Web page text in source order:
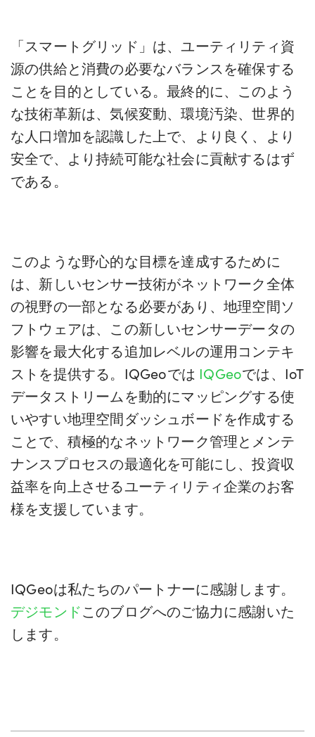
「スマートグリッド」は、ユーティリティ資
源の供給と消費の必要なバランスを確保する
ことを目的としている。最終的に、このよう
な技術革新は、気候変動、環境汚染、世界的
な人口増加を認識した上で、より良く、より
安全で、より持続可能な社会に貢献するはず
である。
このような野心的な目標を達成するために
は、新しいセンサー技術がネットワーク全体
の視野の一部となる必要があり、地理空間ソ
フトウェアは、この新しいセンサーデータの
影響を最大化する追加レベルの運用コンテキ
ストを提供する。IQGeoでは IQGeoでは、IoT
データストリームを動的にマッピングする使
いやすい地理空間ダッシュボードを作成する
ことで、積極的なネットワーク管理とメンテ
ナンスプロセスの最適化を可能にし、投資収
益率を向上させるユーティリティ企業のお客
様を支援しています。
IQGeoは私たちのパートナーに感謝します。
デジモンドこのブログへのご協力に感謝いた
します。